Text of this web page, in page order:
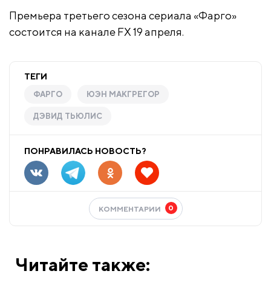
Премьера третьего сезона сериала «Фарго»
состоится на канале FX 19 апреля.
ТЕГИ
ФАРГО ЮЭН МАКГРЕГОР
ДЭВИД ТЬЮЛИС
ПОНРАВИЛАСЬ НОВОСТЬ?
КОММЕНТАРИИ 0
Читайте также: